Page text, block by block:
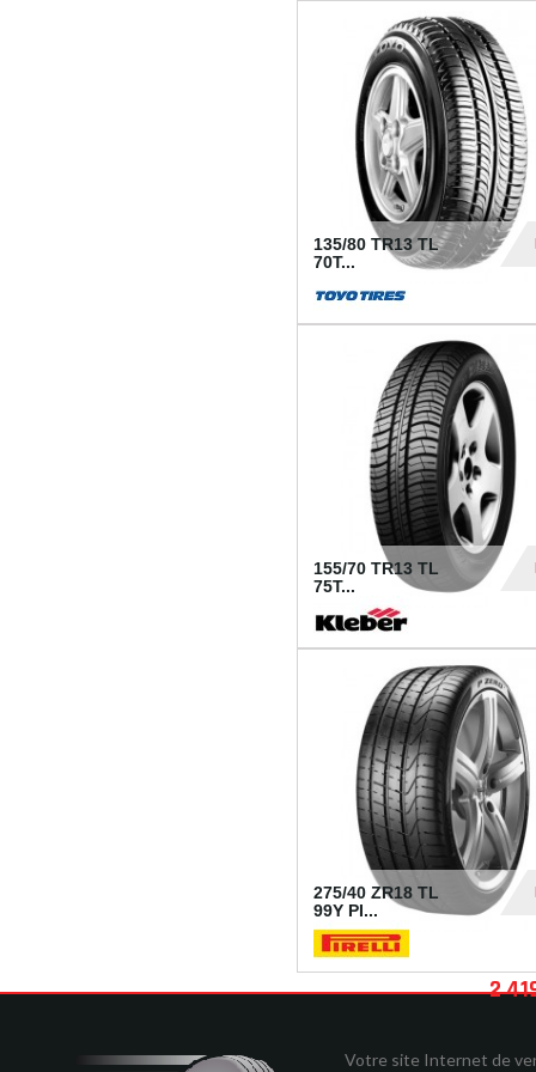
135/80 TR13 TL
70T...
155/70 TR13 TL
75T...
275/40 ZR18 TL
99Y PI...
2
Votre site Internet de